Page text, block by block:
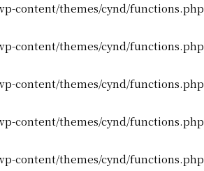
content/themes/cynd/functions.php
content/themes/cynd/functions.php
content/themes/cynd/functions.php
content/themes/cynd/functions.php
content/themes/cynd/functions.php